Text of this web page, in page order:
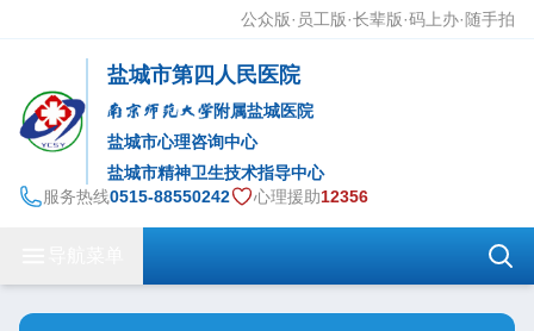
公众版· 员工版·长辈版·码上办·随手拍
盐城市第四人民医院
附属盐城医院
盐城市心理咨询中心
盐城市精神卫生技术指导中心
服务热线0515-88550242 心理援助12356